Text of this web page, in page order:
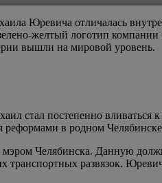
Юревича отличалась
желтый логотип
вышли на мировой уровень.
стал постепенно вливаться
реформами в родном
Челябинска. Данную
транспортных развязок.